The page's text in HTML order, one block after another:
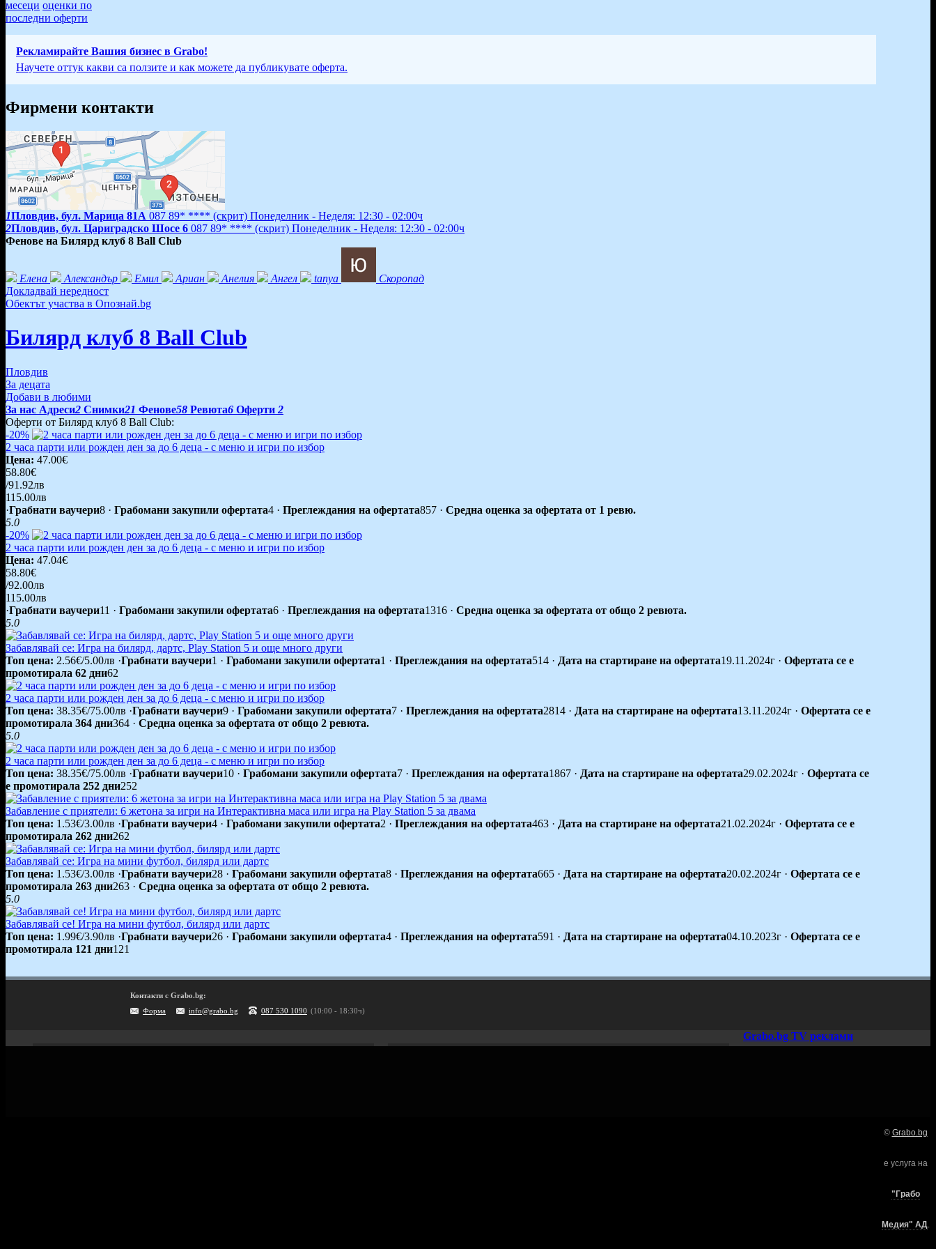
месеци оценки по
последни оферти
Рекламирайте Вашия бизнес в Grabo!
Научете оттук какви са ползите и как можете да публикувате оферта.
Фирмени контакти
1Пловдив, бул. Марица 81A 087 89* **** (скрит) Понеделник - Неделя: 12:30 - 02:00ч
2Пловдив, бул. Цариградско Шосе 6 087 89* **** (скрит) Понеделник - Неделя: 12:30 - 02:00ч
Фенове на Билярд клуб 8 Ball Club
Елена Александър Емил Ариан Анелия Ангел tanya
Скоропад
Докладвай нередност
Обектът участва в Опознай.bg
Билярд клуб 8 Ball Club
Пловдив
За децата
Добави в любими
За нас Адреси2 Снимки21 Фенове58 Ревюта6 Оферти 2
Оферти от Билярд клуб 8 Ball Club:
-20%
2 часа парти или рожден ден за до 6 деца - с меню и игри по избор
Цена: 47.00€
58.80€
/91.92лв
115.00лв
·Грабнати ваучери8 · Грабомани закупили офертата4 · Преглеждания на офертата857 · Средна оценка за офертата от 1 ревю.
5.0
-20%
2 часа парти или рожден ден за до 6 деца - с меню и игри по избор
Цена: 47.04€
58.80€
/92.00лв
115.00лв
·Грабнати ваучери11 · Грабомани закупили офертата6 · Преглеждания на офертата1316 · Средна оценка за офертата от общо 2 ревюта.
5.0
Забавлявай се: Игра на билярд, дартс, Play Station 5 и още много други
Топ цена: 2.56€/5.00лв ·Грабнати ваучери1 · Грабомани закупили офертата1 · Преглеждания на офертата514 · Дата на стартиране на офертата19.11.2024г · Офертата се е
промотирала 62 дни62
2 часа парти или рожден ден за до 6 деца - с меню и игри по избор
Топ цена: 38.35€/75.00лв ·Грабнати ваучери9 · Грабомани закупили офертата7 · Преглеждания на офертата2814 · Дата на стартиране на офертата13.11.2024г · Офертата се е
промотирала 364 дни364 · Средна оценка за офертата от общо 2 ревюта.
5.0
2 часа парти или рожден ден за до 6 деца - с меню и игри по избор
Топ цена: 38.35€/75.00лв ·Грабнати ваучери10 · Грабомани закупили офертата7 · Преглеждания на офертата1867 · Дата на стартиране на офертата29.02.2024г · Офертата се
е промотирала 252 дни252
Забавление с приятели: 6 жетона за игри на Интерактивна маса или игра на Play Station 5 за двама
Топ цена: 1.53€/3.00лв ·Грабнати ваучери4 · Грабомани закупили офертата2 · Преглеждания на офертата463 · Дата на стартиране на офертата21.02.2024г · Офертата се е
промотирала 262 дни262
Забавлявай се: Игра на мини футбол, билярд или дартс
Топ цена: 1.53€/3.00лв ·Грабнати ваучери28 · Грабомани закупили офертата8 · Преглеждания на офертата665 · Дата на стартиране на офертата20.02.2024г · Офертата се е
промотирала 263 дни263 · Средна оценка за офертата от общо 2 ревюта.
5.0
Забавлявай се! Игра на мини футбол, билярд или дартс
Топ цена: 1.99€/3.90лв ·Грабнати ваучери26 · Грабомани закупили офертата4 · Преглеждания на офертата591 · Дата на стартиране на офертата04.10.2023г · Офертата се е
промотирала 121 дни121
Контакти с Grabo.bg:
Форма
info@grabo.bg 087 530 1090 (10:00 - 18:30ч)
Grabo.bg TV реклами
© Grabo.bg
е услуга на
"Грабо
Медия" АД.